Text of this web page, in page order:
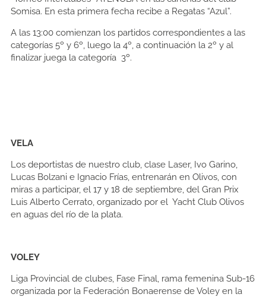
Somisa. En esta primera fecha recibe a Regatas “Azul”.
A las 13:00 comienzan los partidos correspondientes a las
categorías 5º y 6º, luego la 4º, a continuación la 2º y al
finalizar juega la categoría 3º.
VELA
Los deportistas de nuestro club, clase Laser, Ivo Garino,
Lucas Bolzani e Ignacio Frías, entrenarán en Olivos, con
miras a participar, el 17 y 18 de septiembre, del Gran Prix
Luis Alberto Cerrato, organizado por el Yacht Club Olivos
en aguas del río de la plata.
VOLEY
Liga Provincial de clubes, Fase Final, rama femenina Sub-16
organizada por la Federación Bonaerense de Voley en la